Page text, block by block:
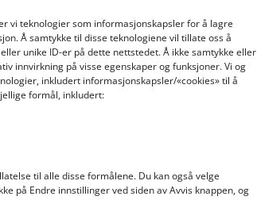
vi teknologier som informasjonskapsler for å lagre
Å samtykke til disse teknologiene vil tillate oss å
unike ID-er på dette nettstedet. Å ikke samtykke eller
innvirkning på visse egenskaper og funksjoner. Vi og
inkludert informasjonskapsler/«cookies» til å
formål, inkludert:
til alle disse formålene. Du kan også velge
på Endre innstillinger ved siden av Avvis knappen, og
5238 Rådal